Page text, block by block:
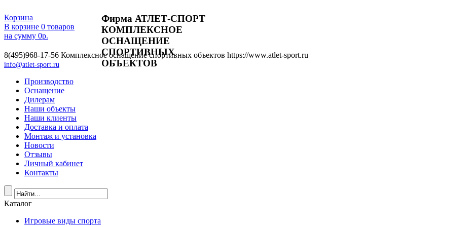
Фирма АТЛЕТ-СПОРТ
КОМПЛЕКСНОЕ
ОСНАЩЕНИЕ
СПОРТИВНЫХ
ОБЪЕКТОВ
Корзина
В корзине 0 товаров
на сумму 0р.
8(495)968-17-56 Комплексное оснащение спортивных объектов https://www.atlet-sport.ru
info@atlet-sport.ru
Производство
Оснащение
Дилерам
Наши объекты
Наши клиенты
Доставка и оплата
Монтаж и установка
Новости
Отзывы
Личный кабинет
Контакты
Каталог
Игровые виды спорта